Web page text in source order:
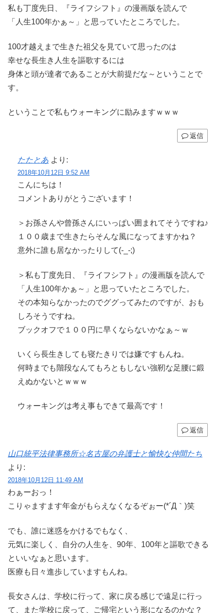
私も丁度先日、『ライフシフト』の漫画版を読んで
「人生100年かぁ～」と思っていたところでした。
100才越えまで生きた祖父を見ていて思ったのは
幸せな長生き人生を謳歌するには
身体と頭が達者であることが大前提だな～ということで
す。
ということで私もウォーキングに励みますｗｗｗ
返信
たたとあ より:
2018年10月12日 9:52 AM
こんにちは！
コメントありがとうございます！
＞お孫さんや曾孫さんにいっぱい囲まれてそうですね♪
１００歳まで生きたらそんな風になってますかね？
意外に誰も居なかったりして(-_-;)
＞私も丁度先日、『ライフシフト』の漫画版を読んで
「人生100年かぁ～」と思っていたところでした。
その本知らなかったのでググってみたのですが、おも
しろそうですね。
ブックオフで１００円に早くならないかなぁ～ｗ
いくら長生きしても寝たきりでは嫌ですもんね。
何時までも階段なんてもろともしない強靭な足腰に鍛
えぬかないとｗｗｗ
ウォーキングは考え事もできて最高です！
返信
山口統平法律事務所☆名古屋の弁護士と愉快な仲間たち
より:
2018年10月12日 11:49 AM
わぁーおっ！
こりゃますます年金がもらえなくなるぞぉー(*´Д｀)笑
でも、誰に迷惑をかけるでもなく、
元気に楽しく、自分の人生を、90年、100年と謳歌できる
といいなぁと思います。
医療も日々進歩していますもんね。
長女さんは、学校に行って、家に戻る感じで遠足に行っ
て、また学校に戻って、ご帰宅という形になるのかな？